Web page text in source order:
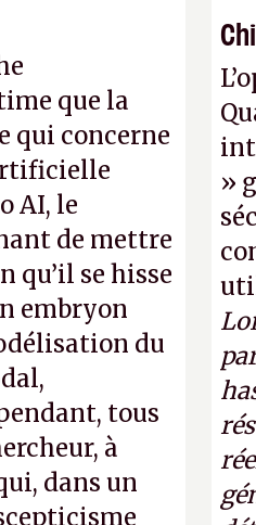
que la
qui concerne
AI, le
de mettre
qu’il se hisse
embryon
du
tous
à
dans un
»